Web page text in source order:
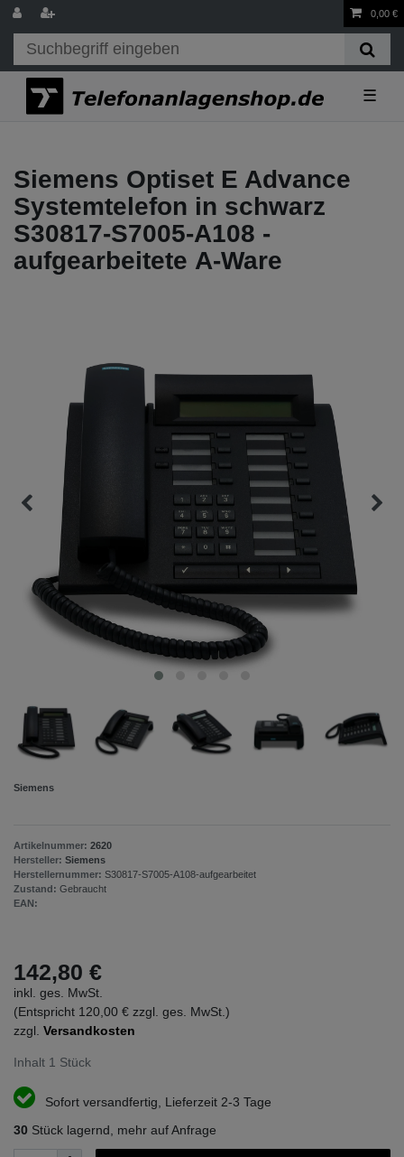
0,00 €
☰
Siemens Optiset E Advance
Systemtelefon in schwarz
S30817-S7005-A108 -
aufgearbeitete A-Ware
Siemens
Artikelnummer: 2620
Hersteller: Siemens
Herstellernummer: S30817-S7005-A108-aufgearbeitet
Zustand: Gebraucht
EAN:
142,80 €
inkl. ges. MwSt.
(Entspricht 120,00 € zzgl. ges. MwSt.)
zzgl. Versandkosten
Inhalt 1 Stück
Sofort versandfertig, Lieferzeit 2-3 Tage
30 Stück lagernd, mehr auf Anfrage